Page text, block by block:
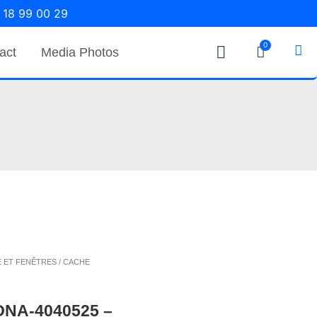
99 00 29
Media Photos
0
ET FENÊTRES / CACHE
4040525 –